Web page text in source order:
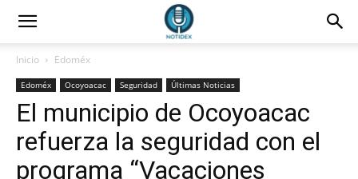
Inicio Edoméx
Edoméx Ocoyoacac Seguridad Últimas Noticias
El municipio de Ocoyoacac
refuerza la seguridad con el
programa “Vacaciones